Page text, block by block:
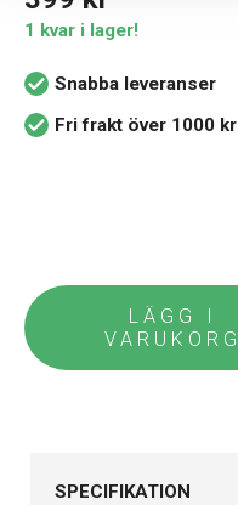
1 kvar i lager!
Snabba leveranser
Fri frakt över 1000 kr
LÄGG I
VARUKORG
SPECIFIKATION